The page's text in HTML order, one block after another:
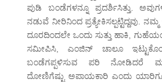
ಪುಡಿ ಬಂಡೆಗಳನ್ನೂ ಪ್ರದರ್ಶಿಸಿತ್ತು.
ನಡುವೆ ನೀರಿನಿಂದ ಪ್ರತ್ಯೇಕಿಸಲ್ಪಟ್ಟಿದ್ದವು.
ದೂರದಿಂದಲೇ ಒಂದು ಸುತ್ತು ಹಾಕಿ,
ಸಮೀಪಿಸಿ, ಎಂಜಿನ್ ಚಾಲೂ
ಬಂಡೆಗಪ್ಪಳಿಸುವ ಪರಿ ನೋಡಿದರೆ
ದೋಣಿಗೆಷ್ಟು ಅಪಾಯಕಾರಿ ಎಂದು ಯಾರಿಗೂ